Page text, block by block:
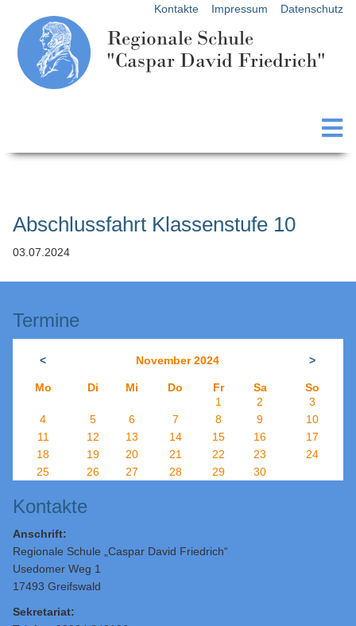
Kontakte Impressum Datenschutz
Regionale Schule
"Caspar David Friedrich"
Abschlussfahrt Klassenstufe 10
03.07.2024
Termine
< November 2024 >
Mo Di Mi Do Fr Sa
So
1
2
3
4
5 6 7 8 9
10
11
12 13 14 15 16
17
18
19 20 21 22 23
24
25
26 27 28 29 30
Kontakte
Anschrift:
Regionale Schule „Caspar David Friedrich“
Usedomer Weg 1
17493 Greifswald
Sekretariat: